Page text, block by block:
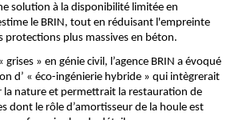
solution à la disponibilité limitée en
le BRIN, tout en réduisant l'empreinte
protections plus massives en béton.
» en génie civil, l’agence BRIN a évoqué
d’ « éco-ingénierie hybride » qui intègrerait
la nature et permettrait la restauration de
dont le rôle d’amortisseur de la houle est